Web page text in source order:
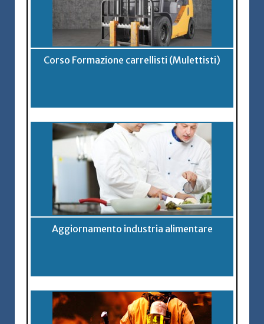
Corso Formazione carrellisti (Mulettisti)
Aggiornamento industria alimentare